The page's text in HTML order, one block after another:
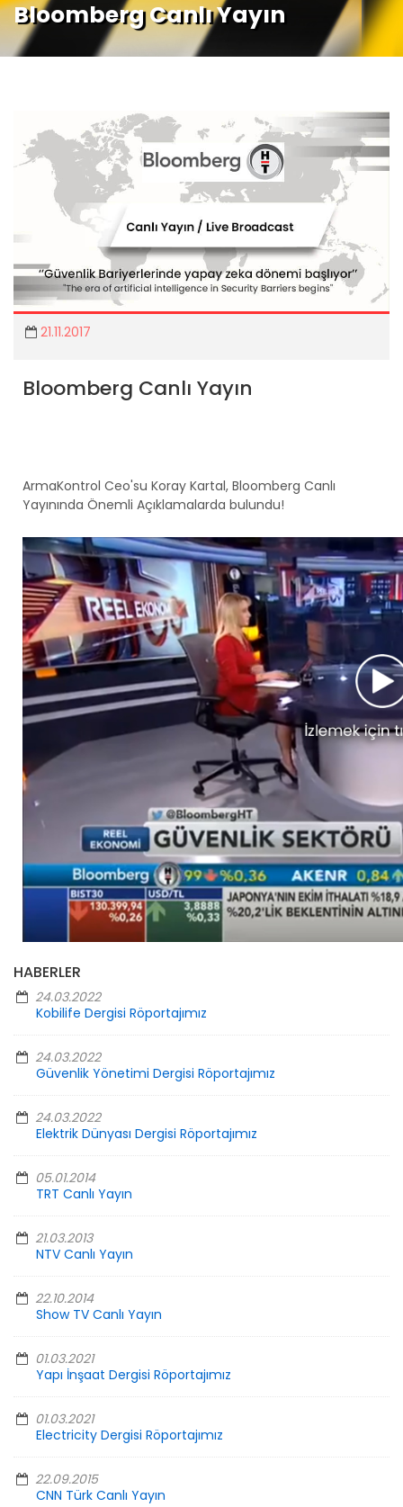
Bloomberg Canlı Yayın
21.11.2017
Bloomberg Canlı Yayın
ArmaKontrol Ceo'su Koray Kartal, Bloomberg Canlı
Yayınında Önemli Açıklamalarda bulundu!
HABERLER
24.03.2022
Kobilife Dergisi Röportajımız
24.03.2022
Güvenlik Yönetimi Dergisi Röportajımız
24.03.2022
Elektrik Dünyası Dergisi Röportajımız
05.01.2014
TRT Canlı Yayın
21.03.2013
NTV Canlı Yayın
22.10.2014
Show TV Canlı Yayın
01.03.2021
Yapı İnşaat Dergisi Röportajımız
01.03.2021
Electricity Dergisi Röportajımız
22.09.2015
CNN Türk Canlı Yayın